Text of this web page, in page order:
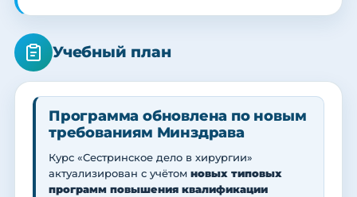
Учебный план
Программа обновлена по новым
требованиям Минздрава
Курс «Сестринское дело в хирургии»
актуализирован с учётом новых типовых
программ повышения квалификации